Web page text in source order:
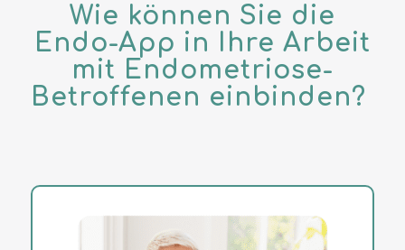
Wie können Sie die
Endo-App in Ihre Arbeit
mit Endometriose-
Betroffenen einbinden?